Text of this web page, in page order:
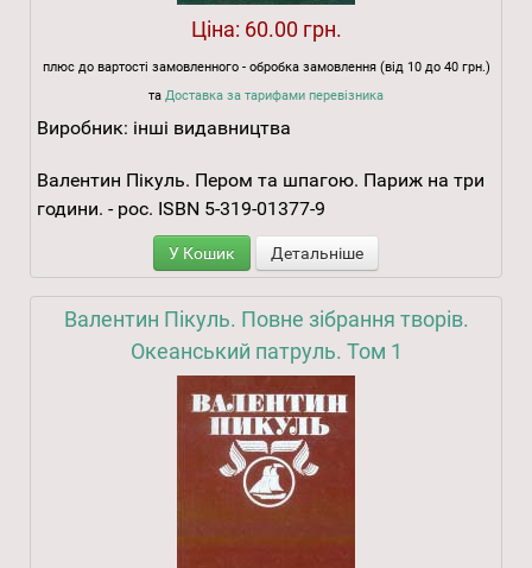
Ціна: 60.00 грн.
плюс до вартості замовленного - обробка замовлення (від 10 до 40 грн.)
та Доставка за тарифами перевізника
Виробник: інші видавництва
Валентин Пікуль. Пером та шпагою. Париж на три
години. - рос. ISBN 5-319-01377-9
У Кошик Детальніше
Валентин Пікуль. Повне зібрання творів.
Океанський патруль. Том 1